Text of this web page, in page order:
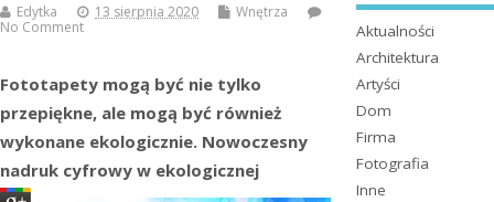
Edytka 13 sierpnia 2020
Wnętrza
No Comment
Fototapety mogą być nie tylko
przepiękne, ale mogą być również
wykonane ekologicznie. Nowoczesny
nadruk cyfrowy w ekologicznej
Aktualności
Architektura
Artyści
Dom
Firma
Fotografia
Inne